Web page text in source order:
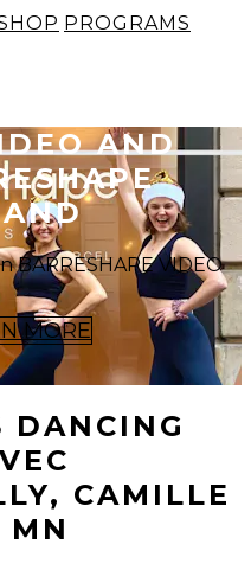
PROGRAMS
AND
BARRESHAPE VIDEO
MORE
DANCING
CAMILLE
MN